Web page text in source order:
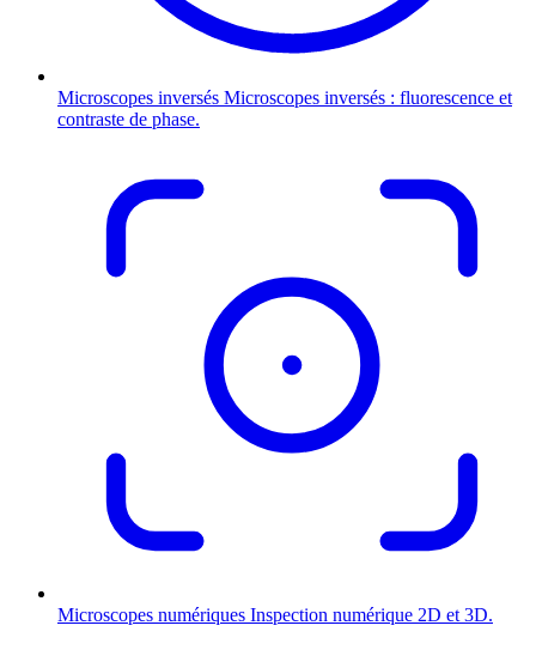
Microscopes inversés Microscopes inversés : fluorescence et
contraste de phase.
Microscopes numériques Inspection numérique 2D et 3D.